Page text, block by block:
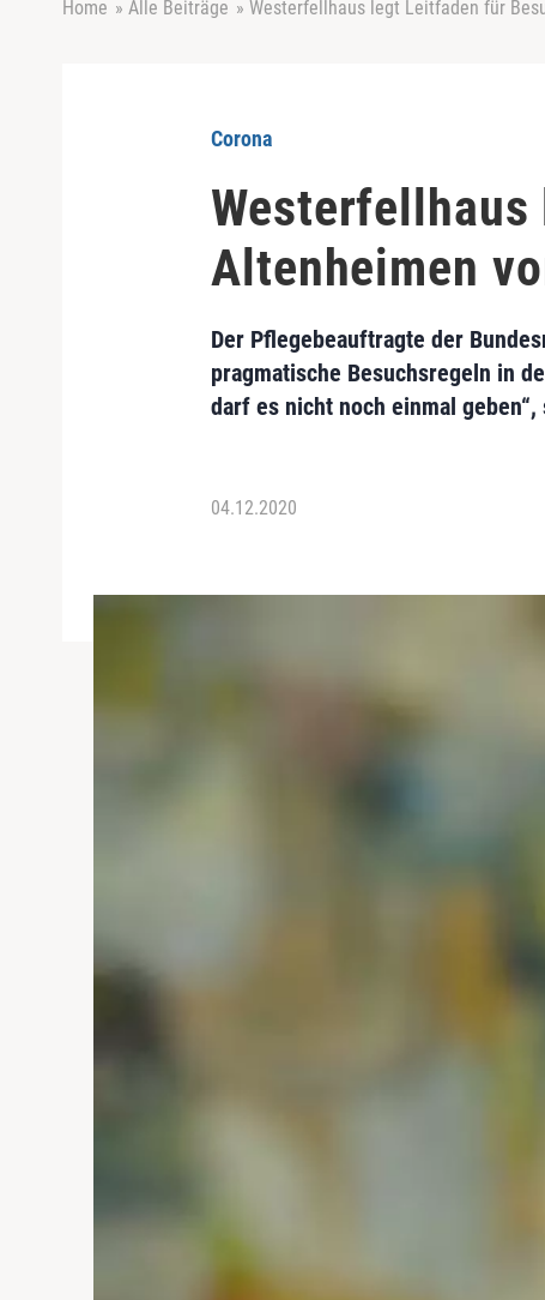
Home » Alle Beiträge » Westerfellhaus legt Leitfaden für
Corona
Altenheimen
Der Pflegebeauftragte der
pragmatische Besuchsregeln in
darf es nicht noch einmal
04.12.2020